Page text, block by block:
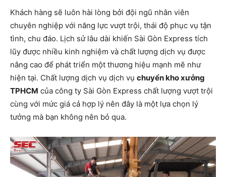
Khách hàng sẽ luôn hài lòng bởi đội ngũ nhân viên
chuyên nghiệp với năng lực vượt trội, thái độ phục vụ tận
tình, chu đáo. Lịch sử lâu dài khiến Sài Gòn Express tích
lũy được nhiều kinh nghiệm và chất lượng dịch vụ được
nâng cao để phát triển một thương hiệu mạnh mẽ như
hiện tại. Chất lượng dịch vụ dịch vụ chuyển kho xưởng
TPHCM của công ty Sài Gòn Express chất lượng vượt trội
cùng với mức giá cả hợp lý nên đây là một lựa chọn lý
tưởng mà bạn không nên bỏ qua.